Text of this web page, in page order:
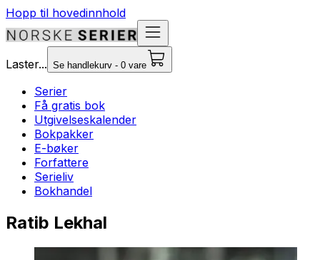
Hopp til hovedinnhold
Laster... Se handlekurv - 0 vare
Serier
Få gratis bok
Utgivelseskalender
Bokpakker
E-bøker
Forfattere
Serieliv
Bokhandel
Ratib Lekhal